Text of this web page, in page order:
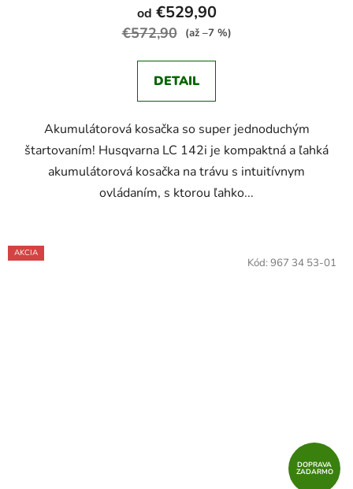
od €529,90
€572,90 (až –7 %)
DETAIL
Akumulátorová kosačka so super jednoduchým
štartovaním! Husqvarna LC 142i je kompaktná a ľahká
akumulátorová kosačka na trávu s intuitívnym
ovládaním, s ktorou ľahko...
AKCIA
DOPRAVA
ZADARMO
Kód: 967 34 53-01